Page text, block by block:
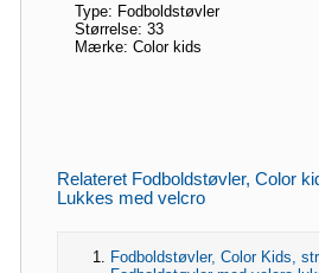
Type: Fodboldstøvler
Størrelse: 33
Mærke: Color kids
Relateret Fodboldstøvler, Color
Lukkes med velcro
Fodboldstøvler, Color Kids,